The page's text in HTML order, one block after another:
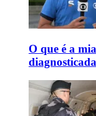
O que é a